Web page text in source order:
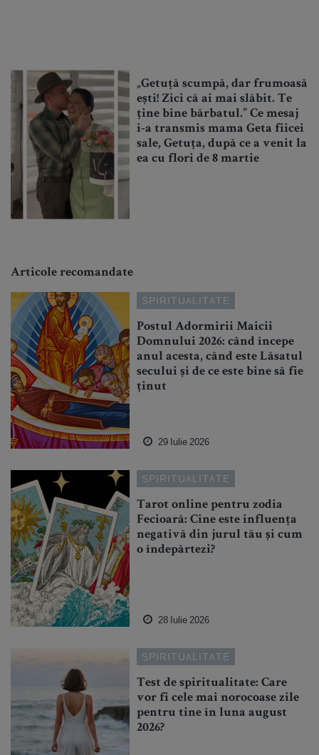
„Getuță scumpă, dar frumoasă
ești! Zici că ai mai slăbit. Te
ține bine bărbatul.” Ce mesaj
i-a transmis mama Geta fiicei
sale, Getuța, după ce a venit la
ea cu flori de 8 martie
Articole recomandate
SPIRITUALITATE
Postul Adormirii Maicii
Domnului 2026: când începe
anul acesta, când este Lăsatul
secului și de ce este bine să fie
ținut
29 Iulie 2026
SPIRITUALITATE
Tarot online pentru zodia
Fecioară: Cine este influența
negativă din jurul tău și cum
o îndepărtezi?
28 Iulie 2026
SPIRITUALITATE
Test de spiritualitate: Care
vor fi cele mai norocoase zile
pentru tine în luna august
2026?